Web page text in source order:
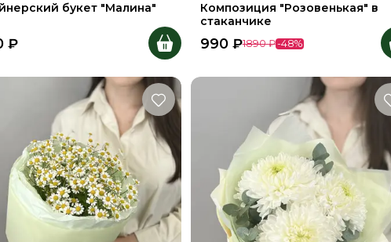
букет "Малина"
₽
Композиция "Розовенькая" в
стаканчике
990 ₽1890 ₽-48%